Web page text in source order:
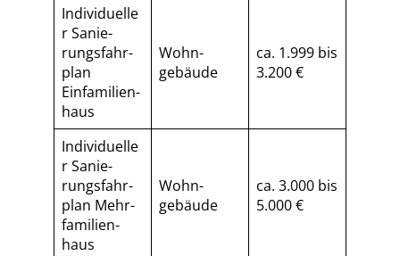
Individuelle
r Sa­nie­
rungs­fahr­
plan
Einfamilien­
haus
Wohn­
gebäude
ca. 1.999 bis
3.200 €
Individuelle
r Sa­nie­
rungs­fahr­
plan Mehr­
fa­mi­li­en­
haus
Wohn­
gebäude
ca. 3.000 bis
5.000 €